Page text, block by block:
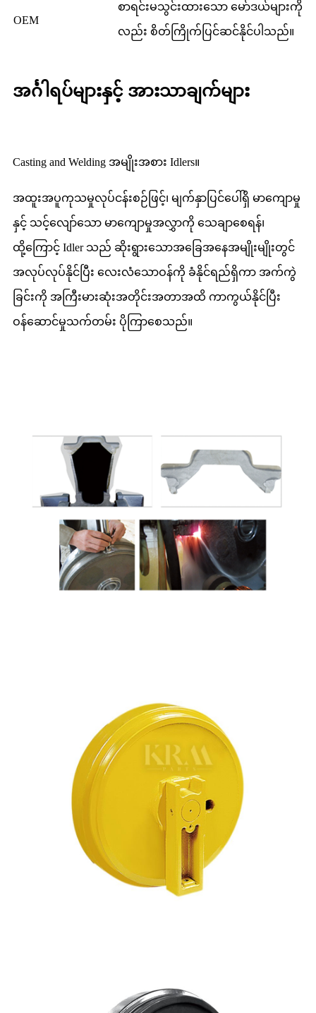
OEM
စာရင်းမသွင်းထားသော မော်ဒယ်များကို
လည်း စိတ်ကြိုက်ပြင်ဆင်နိုင်ပါသည်။
အင်္ဂါရပ်များနှင့် အားသာချက်များ
Casting and Welding အမျိုးအစား Idlers။
အထူးအပူကုသမှုလုပ်ငန်းစဉ်ဖြင့်၊ မျက်နှာပြင်ပေါ်ရှိ မာကျောမှု
နှင့် သင့်လျော်သော မာကျောမှုအလွှာကို သေချာစေရန်၊
ထို့ကြောင့် Idler သည် ဆိုးရွားသောအခြေအနေအမျိုးမျိုးတွင်
အလုပ်လုပ်နိုင်ပြီး လေးလံသောဝန်ကို ခံနိုင်ရည်ရှိကာ အက်ကွဲ
ခြင်းကို အကြီးမားဆုံးအတိုင်းအတာအထိ ကာကွယ်နိုင်ပြီး
ဝန်ဆောင်မှုသက်တမ်း ပိုကြာစေသည်။